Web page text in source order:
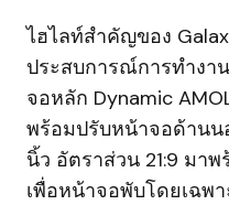
ไฮไลท์สำคัญของ
ประสบการณ์การทำงา
จอหลัก Dynamic
พร้อมปรับหน้าจอด้าน
นิ้ว อัตราส่วน 21:9 มา
เพื่อหน้าจอพับโดยเฉพา